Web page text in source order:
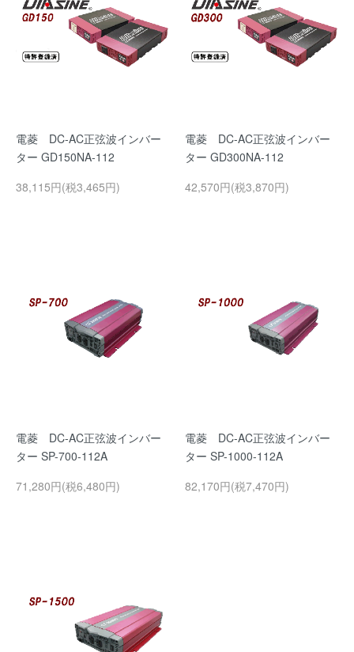
電菱 DC-AC正弦波インバー
ター GD150NA-112
38,115円(税3,465円)
電菱 DC-AC正弦波インバー
ター GD300NA-112
42,570円(税3,870円)
電菱 DC-AC正弦波インバー
ター SP-700-112A
71,280円(税6,480円)
電菱 DC-AC正弦波インバー
ター SP-1000-112A
82,170円(税7,470円)